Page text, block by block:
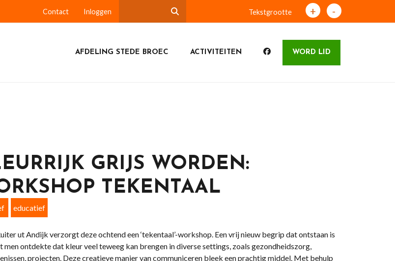
Contact Inloggen Tekstgrootte + -
AFDELING STEDE BROEC ACTIVITEITEN WORD LID
GRIJS WORDEN:
TEKENTAAL
educatief
ut Andijk verzorgt deze ochtend een ‘tekentaal’-workshop. Een vrij nieuw begrip dat ontstaan is
men ontdekte dat kleur veel teweeg kan brengen in diverse settings, zoals gezondheidszorg,
projecten. Deze creatieve manier van communiceren bleek een prachtig middel. Met behulp